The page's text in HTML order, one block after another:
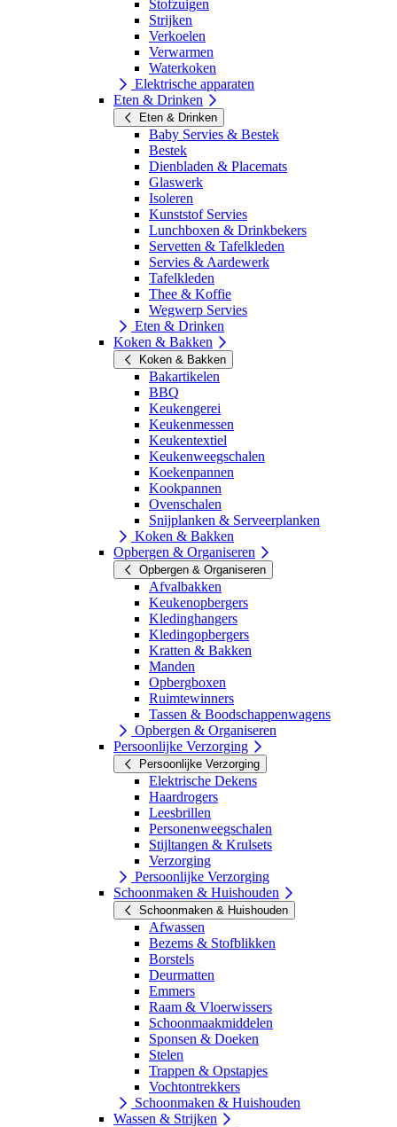
Stofzuigen
Strijken
Verkoelen
Verwarmen
Waterkoken
Elektrische apparaten
Eten & Drinken
Eten & Drinken
Baby Servies & Bestek
Bestek
Dienbladen & Placemats
Glaswerk
Isoleren
Kunststof Servies
Lunchboxen & Drinkbekers
Servetten & Tafelkleden
Servies & Aardewerk
Tafelkleden
Thee & Koffie
Wegwerp Servies
Eten & Drinken
Koken & Bakken
Koken & Bakken
Bakartikelen
BBQ
Keukengerei
Keukenmessen
Keukentextiel
Keukenweegschalen
Koekenpannen
Kookpannen
Ovenschalen
Snijplanken & Serveerplanken
Koken & Bakken
Opbergen & Organiseren
Opbergen & Organiseren
Afvalbakken
Keukenopbergers
Kledinghangers
Kledingopbergers
Kratten & Bakken
Manden
Opbergboxen
Ruimtewinners
Tassen & Boodschappenwagens
Opbergen & Organiseren
Persoonlijke Verzorging
Persoonlijke Verzorging
Elektrische Dekens
Haardrogers
Leesbrillen
Personenweegschalen
Stijltangen & Krulsets
Verzorging
Persoonlijke Verzorging
Schoonmaken & Huishouden
Schoonmaken & Huishouden
Afwassen
Bezems & Stofblikken
Borstels
Deurmatten
Emmers
Raam & Vloerwissers
Schoonmaakmiddelen
Sponsen & Doeken
Stelen
Trappen & Opstapjes
Vochtontrekkers
Schoonmaken & Huishouden
Wassen & Strijken